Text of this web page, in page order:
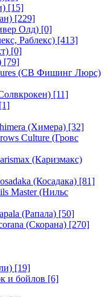
[15]
[229]
Олд) [0]
Раблекс) [413]
[0]
[79]
(СВ Фишинг Люрс)
[11]
[1]
(Химера) [32]
Culture (Гровс
(Каризмакс)
(Косадака) [81]
Master (Нильс
(Рапала) [50]
(Скорана) [270]
[19]
и бойлов [6]